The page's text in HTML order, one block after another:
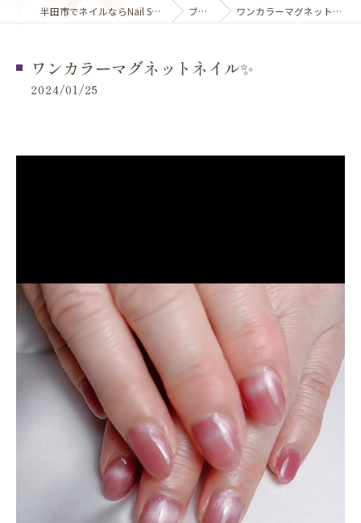
半田市でネイルならNail Salon 花梨 ブログ ワンカラーマグネットネイル✨
ワンカラーマグネットネイル✨
2024/01/25